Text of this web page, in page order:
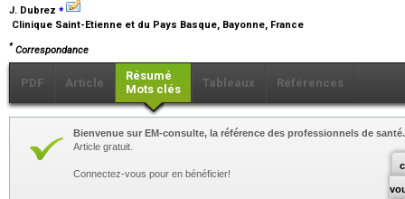
J. Dubrez ⁎
Clinique Saint-Etienne et du Pays Basque, Bayonne, France
* Correspondance
PDF Article
Résumé
Mots clés
Tableaux Références
Bienvenue sur EM-consulte, la référence des professionnels de santé.
Article gratuit.
Connectez-vous pour en bénéficier!